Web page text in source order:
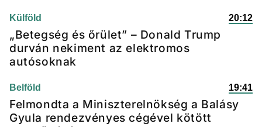
Külföld 20:12
„Betegség és őrület” – Donald Trump
durván nekiment az elektromos
autósoknak
Belföld 19:41
Felmondta a Miniszterelnökség a Balásy
Gyula rendezvényes cégével kötött